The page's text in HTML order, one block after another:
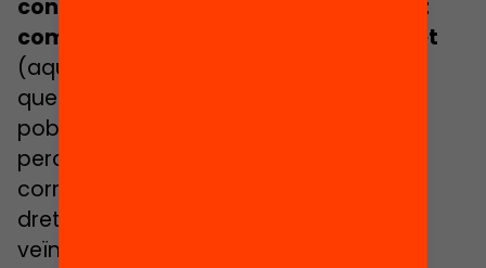
considerar el veïnat d’origen migrant
com a ciutadania saltenca de ple dret
(aquest sector s’apropa al 50%, encara
que segons l’Idescat hi ha un 38% de
població estrangera), evidenciant una
percepció del municipi que no es
correspon amb la realitat. La manca de
dret de vot d’una gran part d’aquests
veïns i veïnes creiem que contribueix a